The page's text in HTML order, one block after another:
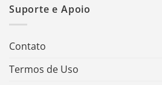
Suporte e Apoio
Contato
Termos de Uso